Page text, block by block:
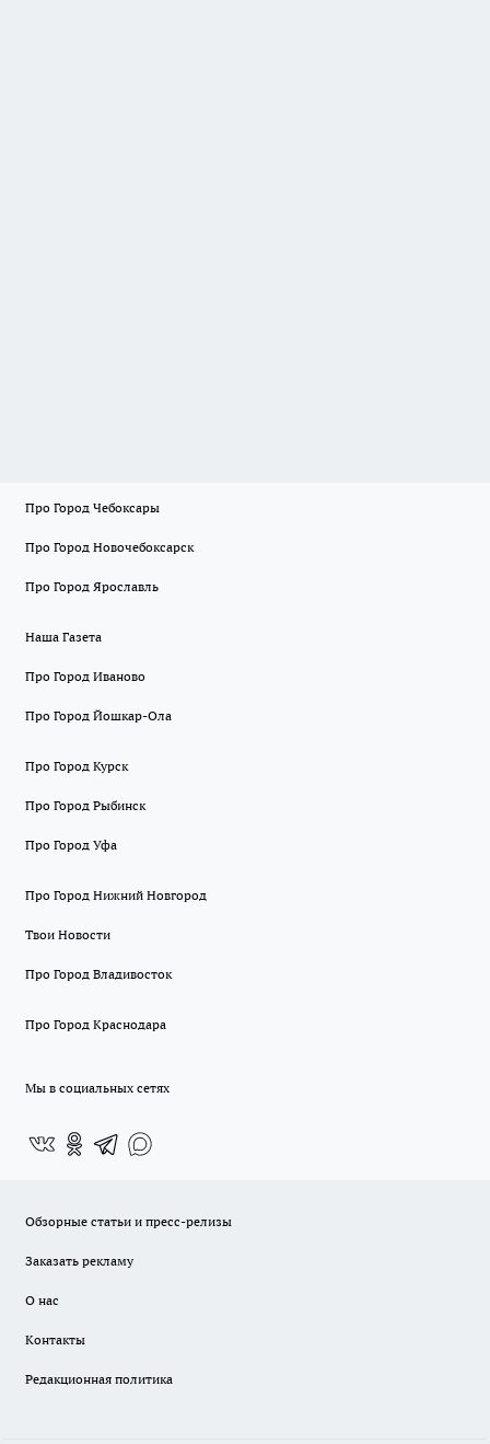
Про Город Чебоксары
Про Город Новочебоксарск
Про Город Ярославль
Наша Газета
Про Город Иваново
Про Город Йошкар-Ола
Про Город Курск
Про Город Рыбинск
Про Город Уфа
Про Город Нижний Новгород
Твои Новости
Про Город Владивосток
Про Город Краснодара
Мы в социальных сетях
Обзорные статьи и пресс-релизы
Заказать рекламу
О нас
Контакты
Редакционная политика